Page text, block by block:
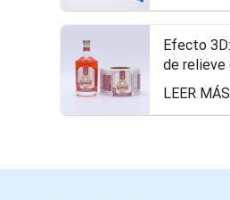
Efecto
de relieve
forma de
botella de
LEER MÁS